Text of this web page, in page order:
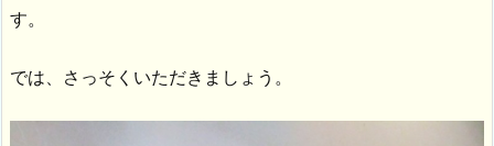
す。
では、さっそくいただきましょう。